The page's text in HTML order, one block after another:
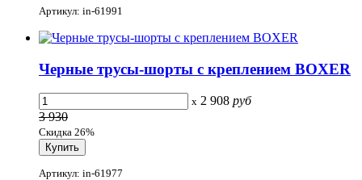
Артикул: in-61991
Черные трусы-шорты с креплением BOXER
x 2 908 руб
3 930
Скидка 26%
Артикул: in-61977